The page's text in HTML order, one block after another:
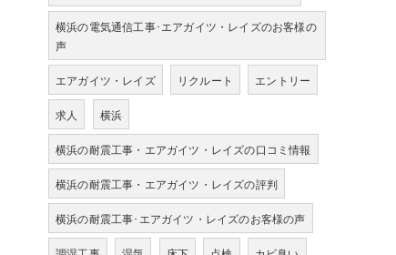
横浜の電気通信工事･エアガイツ・レイズのお客様の
声
エアガイツ・レイズ リクルート エントリー
求人 横浜
横浜の耐震工事・エアガイツ・レイズの口コミ情報
横浜の耐震工事・エアガイツ・レイズの評判
横浜の耐震工事･エアガイツ・レイズのお客様の声